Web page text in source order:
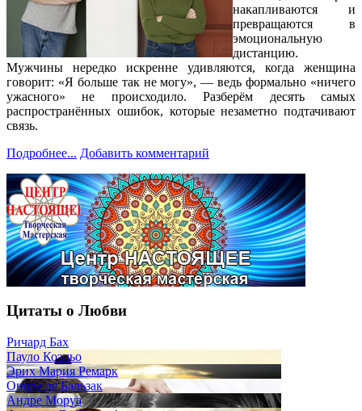
накапливаются и
превращаются в
эмоциональную
дистанцию.
Мужчины нередко искренне удивляются, когда женщина
говорит: «Я больше так не могу», — ведь формально «ничего
ужасного» не происходило. Разберём десять самых
распространённых ошибок, которые незаметно подтачивают
связь.
Подробнее... Добавить комментарий
Цитаты о Любви
Ричард Бах
Пауло Коэльо
Эрих Мария Ремарк
Оноре де Бальзак
Андре Моруа